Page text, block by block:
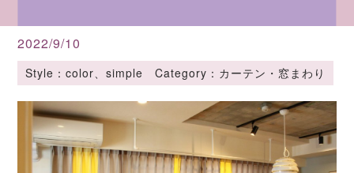
2022/9/10
Style：color、simple Category：カーテン・窓まわり